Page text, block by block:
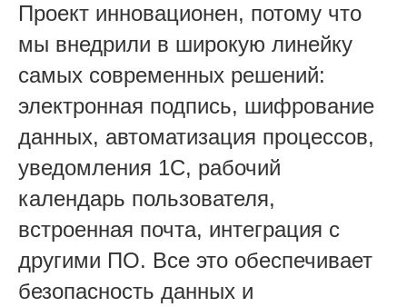
Проект инновационен, потому что
мы внедрили в широкую линейку
самых современных решений:
электронная подпись, шифрование
данных, автоматизация процессов,
уведомления 1С, рабочий
календарь пользователя,
встроенная почта, интеграция с
другими ПО. Все это обеспечивает
безопасность данных и